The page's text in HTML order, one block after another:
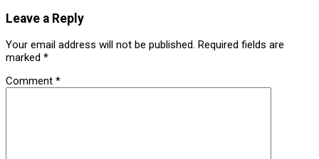
Leave a Reply
Your email address will not be published. Required fields are
marked *
Comment *